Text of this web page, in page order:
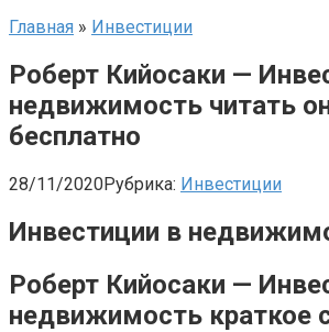
Главная » Инвестиции
Роберт Кийосаки —
недвижимость читать
бесплатно
28/11/2020Рубрика: Инвестиции
Инвестиции в
Роберт Кийосаки —
недвижимость краткое